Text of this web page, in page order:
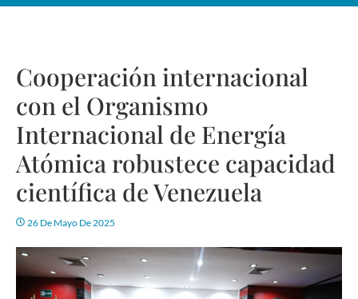
Cooperación internacional
con el Organismo
Internacional de Energía
Atómica robustece capacidad
científica de Venezuela
26 De Mayo De 2025